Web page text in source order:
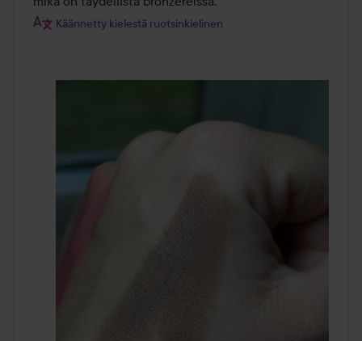
Käännetty kielestä ruotsinkielinen